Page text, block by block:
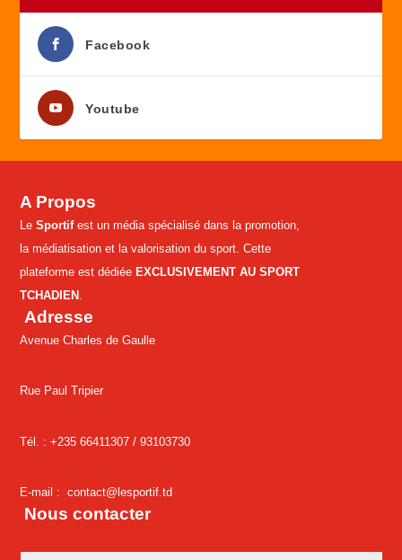
Facebook
Youtube
A Propos
LeSportifest un média spécialisé dans la promotion,
la médiatisation et la valorisation du sport. Cette
plateforme est dédiée EXCLUSIVEMENT AU SPORT
TCHADIEN
Adresse
Avenue Charles de Gaulle
Rue Paul Tripier
Tél. : +235 66411307 /93103730
E-mail :contact@lesportif.td
Nous contacter